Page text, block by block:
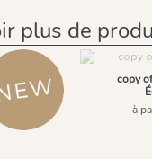
plus de
copy
à